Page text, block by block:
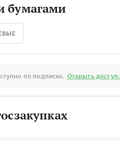
бумагами
по подписке. Открыть доступ.